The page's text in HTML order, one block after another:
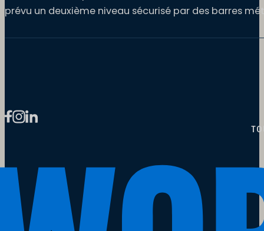
prévu un deuxième niveau sécurisé par des barres